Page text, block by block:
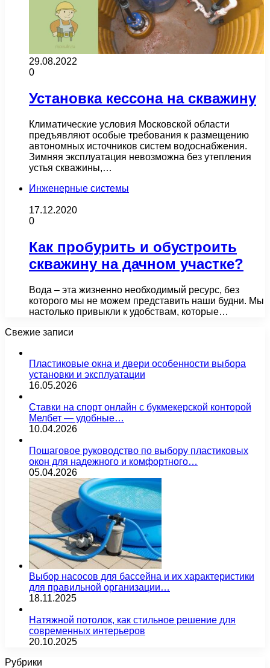
29.08.2022
0
Установка кессона на скважину
Климатические условия Московской области
предъявляют особые требования к размещению
автономных источников систем водоснабжения.
Зимняя эксплуатация невозможна без утепления
устья скважины,…
Инженерные системы
17.12.2020
0
Как пробурить и обустроить
скважину на дачном участке?
Вода – эта жизненно необходимый ресурс, без
которого мы не можем представить наши будни. Мы
настолько привыкли к удобствам, которые…
Свежие записи
Пластиковые окна и двери особенности выбора
установки и эксплуатации
16.05.2026
Ставки на спорт онлайн с букмекерской конторой
Мелбет — удобные…
10.04.2026
Пошаговое руководство по выбору пластиковых
окон для надежного и комфортного…
05.04.2026
Выбор насосов для бассейна и их характеристики
для правильной организации…
18.11.2025
Натяжной потолок, как стильное решение для
современных интерьеров
20.10.2025
Рубрики